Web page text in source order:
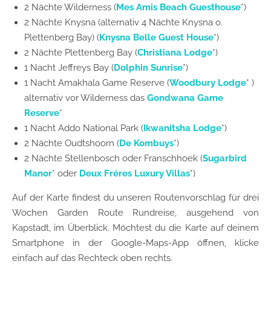
2 Nächte Wilderness (Mes Amis Beach Guesthouse*)
2 Nächte Knysna (alternativ 4 Nächte Knysna o.
Plettenberg Bay) (Knysna Belle Guest House*)
2 Nächte Plettenberg Bay (Christiana Lodge*)
1 Nacht Jeffreys Bay (Dolphin Sunrise*)
1 Nacht Amakhala Game Reserve (Woodbury Lodge* )
alternativ vor Wilderness das Gondwana Game
Reserve*
1 Nacht Addo National Park (Ikwanitsha Lodge*)
2 Nächte Oudtshoorn (De Kombuys*)
2 Nächte Stellenbosch oder Franschhoek (Sugarbird
Manor* oder Deux Fréres Luxury Villas*)
Auf der Karte findest du unseren Routenvorschlag für drei
Wochen Garden Route Rundreise, ausgehend von
Kapstadt, im Überblick. Möchtest du die Karte auf deinem
Smartphone in der Google-Maps-App öffnen, klicke
einfach auf das Rechteck oben rechts.